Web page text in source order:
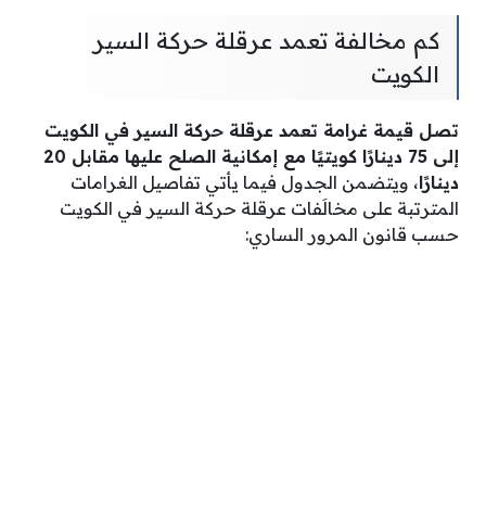
كم مخالفة تعمد عرقلة حركة السير
الكويت
تصل قيمة غرامة تعمد عرقلة حركة السير في الكويت
إلى 75 دينارًا كويتيًا مع إمكانية الصلح عليها مقابل 20
دينارًا، ويتضمن الجدول فيما يأتي تفاصيل الغرامات
المترتبة على مخالَفات عرقلة حركة السير في الكويت
حسب قانون المرور الساري: